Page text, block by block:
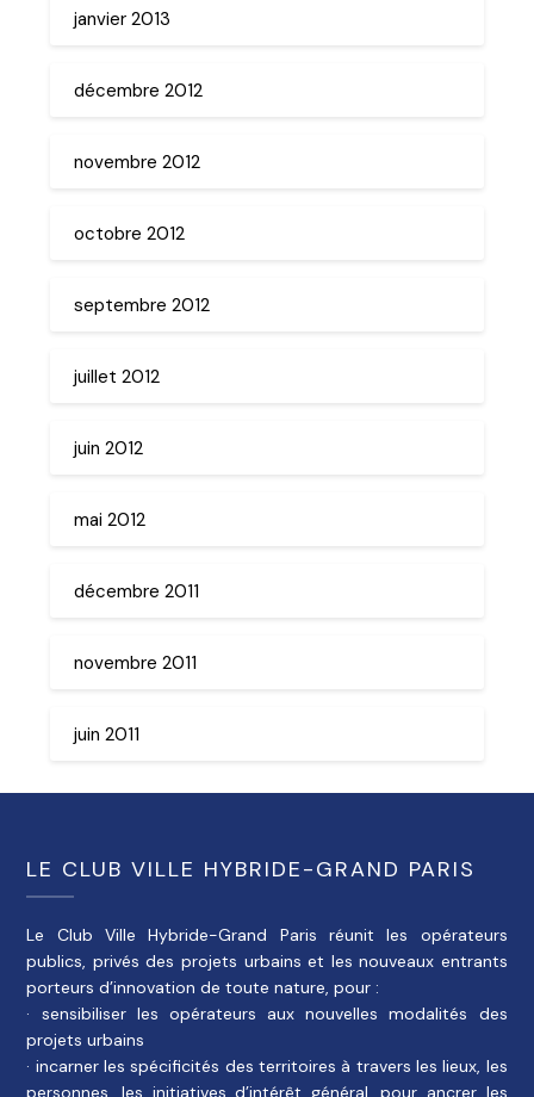
janvier 2013
décembre 2012
novembre 2012
octobre 2012
septembre 2012
juillet 2012
juin 2012
mai 2012
décembre 2011
novembre 2011
juin 2011
LE CLUB VILLE HYBRIDE-GRAND PARIS
Le Club Ville Hybride-Grand Paris réunit les opérateurs
publics, privés des projets urbains et les nouveaux entrants
porteurs d’innovation de toute nature, pour :
· sensibiliser les opérateurs aux nouvelles modalités des
projets urbains
· incarner les spécificités des territoires à travers les lieux, les
personnes, les initiatives d’intérêt général, pour ancrer les